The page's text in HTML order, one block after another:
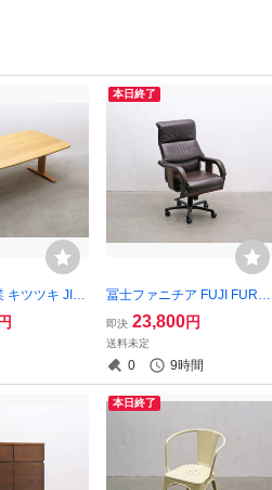
キツツキ JIN
ダイニング
グテーブル
ン/カリモク
/PCK17084
本日終了
冨士ファニチア FUJI FURNI
TURE キャスターチェア デ
スクチェア レザー 回転 昇降
リクライニング 書斎/カリモ
ク浜本
即決 23,800円
送料未定
0 9時間
本日終了